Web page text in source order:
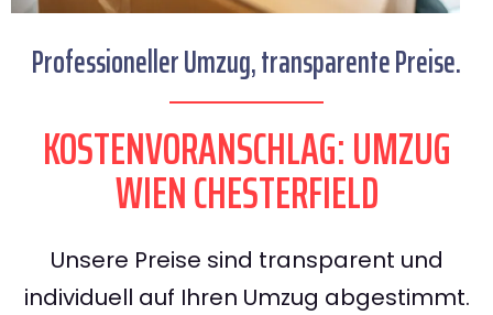
Professioneller Umzug, transparente Preise.
KOSTENVORANSCHLAG: UMZUG
WIEN CHESTERFIELD
Unsere Preise sind transparent und
individuell auf Ihren Umzug abgestimmt.